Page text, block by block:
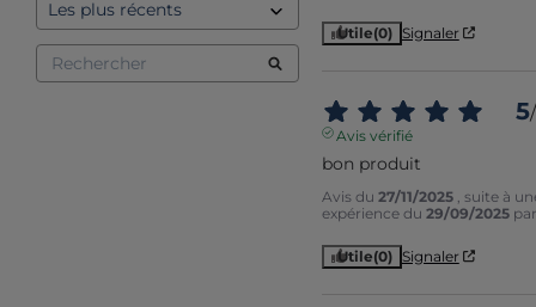
Utile(0) Signaler
5/
Avis vérifié
bon produit
Avis du 27/11/2025
, suite à
expérience du 29/09/2025
Utile(0) Signaler